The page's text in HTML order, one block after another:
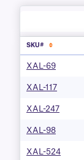
SKU#
XAL-69
XAL-117
XAL-247
XAL-98
XAL-524